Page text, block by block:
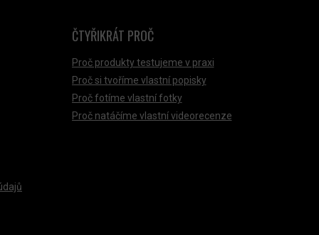
ČTYŘIKRÁT PROČ
Proč produkty testujeme v praxi
Proč si tvoříme vlastní popisky
Proč fotíme vlastní fotky
Proč natáčíme vlastní videorecenze